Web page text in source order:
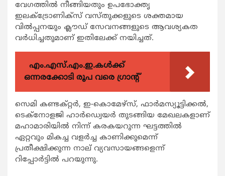
വേഗത്തില്‍ നീങ്ങിയതും ഉപഭോക്തൃ
ഇലക്ട്രോണിക്സ് വസ്തുക്കളുടെ ശക്തമായ
വില്‍പ്പനയും ക്ലൗഡ് സേവനങ്ങളുടെ ആവശ്യകത
വര്‍ധിച്ചതുമാണ് ഇതിലേക്ക് നയിച്ചത്.
എം.എസ്.എം.ഇ.കൾക്ക്
ഒന്നരക്കോടി രൂപ വരെ ഗ്രാന്റ്
സെമി കണ്ടക്റ്റര്‍, ഇ-കൊമേഴ്സ്, ഫാര്‍മസ്യൂട്ടിക്കല്‍,
ടെക്നോളജി ഹാര്‍ഡ്വെയര്‍ തുടങ്ങിയ മേഖലകളാണ്
മഹാമാരിയില്‍ നിന്ന് കരകയറുന്ന ഘട്ടത്തില്‍
ഏറ്റവും മികച്ച വളര്‍ച്ച കാണിക്കുമെന്ന്
പ്രതീക്ഷിക്കുന്ന നാല് വ്യവസായങ്ങളെന്ന്
റിപ്പോര്‍ട്ടില്‍ പറയുന്നു.